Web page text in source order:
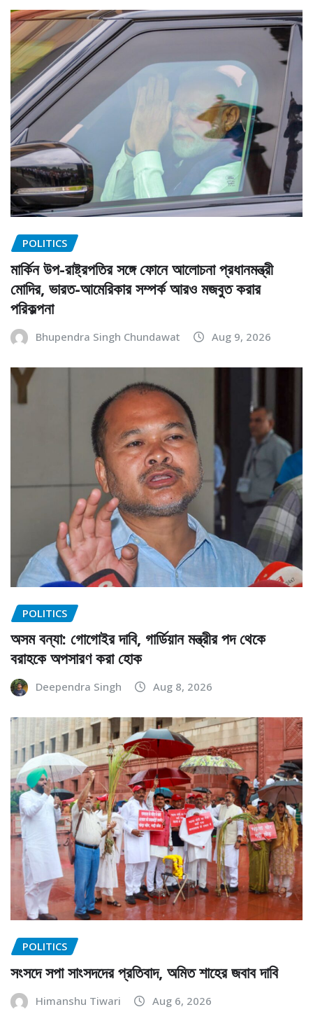
POLITICS
মার্কিন উপ-রাষ্ট্রপতির সঙ্গে ফোনে আলোচনা প্রধানমন্ত্রী
মোদির, ভারত-আমেরিকার সম্পর্ক আরও মজবুত করার
পরিকল্পনা
Bhupendra Singh Chundawat Aug 9, 2026
POLITICS
অসম বন্যা: গোগোইর দাবি, গার্ডিয়ান মন্ত্রীর পদ থেকে
বরাহকে অপসারণ করা হোক
Deependra Singh Aug 8, 2026
POLITICS
সংসদে সপা সাংসদদের প্রতিবাদ, অমিত শাহের জবাব দাবি
Himanshu Tiwari Aug 6, 2026